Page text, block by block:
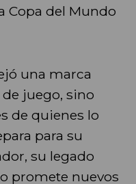
Copa del Mundo
una marca
juego, sino
de quienes lo
para su
su legado
promete nuevos